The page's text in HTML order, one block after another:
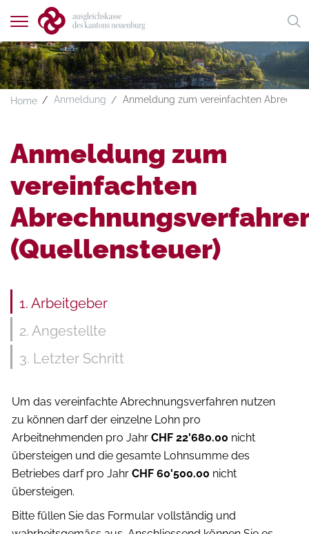
FR DE
A A A
Navigation
zeigen
Home Anmeldung Anmeldung zum vereinfachten
Anmeldung zum
vereinfachten
(Quellensteuer)
1. Arbeitgeber
2. Angestellte
3. Letzter Schritt
Um das vereinfachte Abrechnungsverfahren nutzen
zu können darf der einzelne Lohn pro
Arbeitnehmenden pro Jahr CHF 22'680.00 nicht
übersteigen und die gesamte Lohnsumme des
Betriebes darf pro Jahr CHF 60'500.00 nicht
übersteigen.
Bitte füllen Sie das Formular vollständig und